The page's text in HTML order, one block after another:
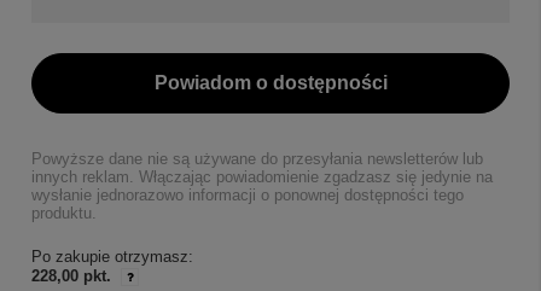
Powiadom o dostępności
Powyższe dane nie są używane do przesyłania newsletterów lub
innych reklam. Włączając powiadomienie zgadzasz się jedynie na
wysłanie jednorazowo informacji o ponownej dostępności tego
produktu.
Po zakupie otrzymasz:
228,00 pkt.